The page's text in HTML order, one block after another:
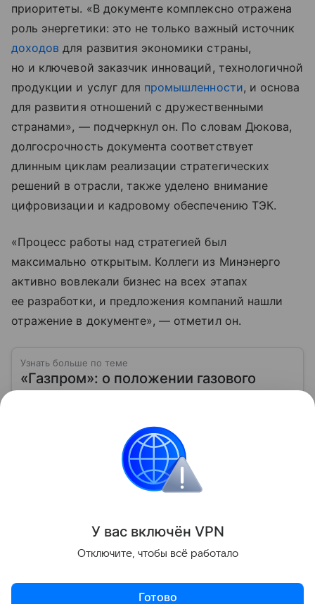
приоритеты. «В документе комплексно отражена
роль энергетики: это не только важный источник
доходов для развития экономики страны,
но и ключевой заказчик инноваций, технологичной
продукции и услуг для промышленности, и основа
для развития отношений с дружественными
странами», — подчеркнул он. По словам Дюкова,
долгосрочность документа соответствует
длинным циклам реализации стратегических
решений в отрасли, также уделено внимание
цифровизации и кадровому обеспечению ТЭК.
«Процесс работы над стратегией был
максимально открытым. Коллеги из Минэнерго
активно вовлекали бизнес на всех этапах
ее разработки, и предложения компаний нашли
отражение в документе», — отметил он.
Узнать больше по теме
«Газпром»: о положении газового
Расскажем, как инвестировать в ценные бумаги
компании «Газпром», а также какие прогнозы дают
эксперты о стоимости ее акций.
Поделиться
У вас включён VPN
Отключите, чтобы всё работало
Готово